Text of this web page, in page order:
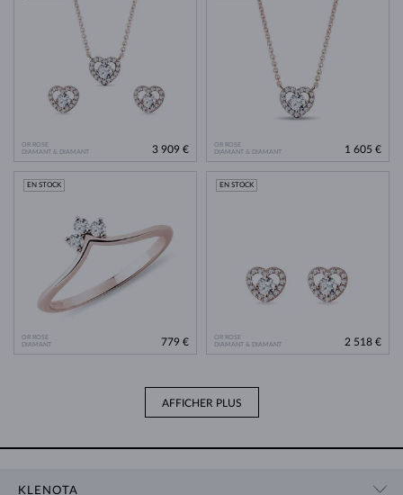
OR ROSE
DIAMANT & DIAMANT
3 909 €
OR ROSE
DIAMANT & DIAMANT
1 605 €
OR ROSE
DIAMANT
EN STOCK
779 €
OR ROSE
DIAMANT & DIAMANT
EN STOCK
2 518 €
AFFICHER PLUS
KLENOTA